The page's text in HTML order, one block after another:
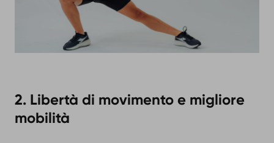
2. Libertà di movimento e migliore
mobilità